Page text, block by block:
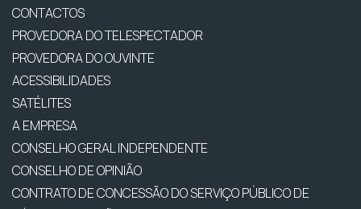
CONTACTOS
PROVEDORA DO TELESPECTADOR
PROVEDORA DO OUVINTE
ACESSIBILIDADES
SATÉLITES
A EMPRESA
CONSELHO GERAL INDEPENDENTE
CONSELHO DE OPINIÃO
CONTRATO DE CONCESSÃO DO SERVIÇO PÚBLICO DE